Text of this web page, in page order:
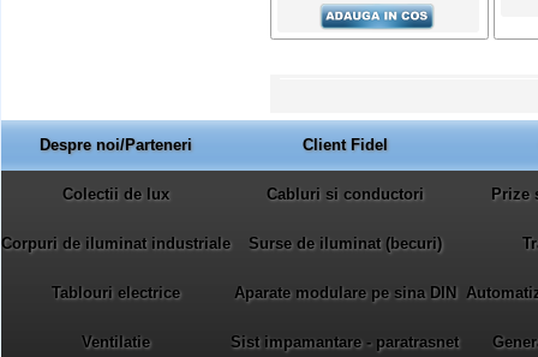
Despre noi/Parteneri Client Fidel
Colectii de lux Cabluri si conductori Prize
Corpuri de iluminat industriale Surse de iluminat (becuri)
Tablouri electrice Aparate modulare pe sina DIN
Ventilatie Sist impamantare - paratrasnet